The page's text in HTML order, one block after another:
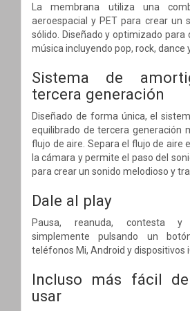
La membrana utiliza una
aeroespacial y PET para crear un
sólido. Diseñado y optimizado para
música incluyendo pop, rock, dance
Sistema de
tercera generación
Diseñado de forma única, el
equilibrado de tercera generación
flujo de aire. Separa el flujo de aire
la cámara y permite el paso del
para crear un sonido melodioso y
Dale al play
Pausa, reanuda, contesta y
simplemente pulsando un
teléfonos Mi, Android y dispositivos
Incluso más fácil
usar